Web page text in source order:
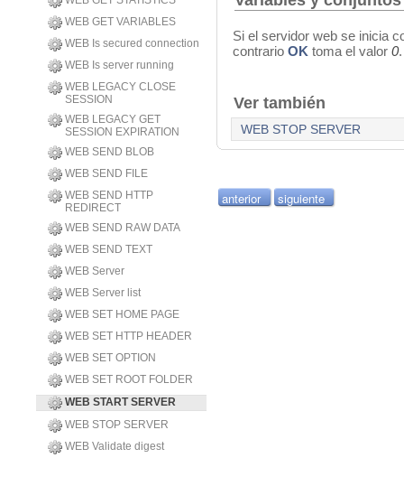
WEB GET VARIABLES
WEB Is secured connection
WEB Is server running
WEB LEGACY CLOSE
SESSION
WEB LEGACY GET
SESSION EXPIRATION
WEB SEND BLOB
WEB SEND FILE
WEB SEND HTTP
REDIRECT
WEB SEND RAW DATA
WEB SEND TEXT
WEB Server
WEB Server list
WEB SET HOME PAGE
WEB SET HTTP HEADER
WEB SET OPTION
WEB SET ROOT FOLDER
WEB START SERVER
WEB STOP SERVER
WEB Validate digest
Si el servidor web se inicia
contrario OK toma el valor 0.
Ver también
WEB STOP SERVER
anterior siguiente